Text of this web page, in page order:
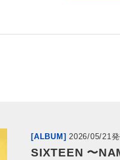
[ALBUM] 2026/05/21発
SIXTEEN 〜